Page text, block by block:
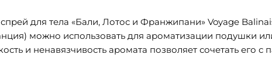
для тела «Бали, Лотос и Франжипани» Voyage
можно использовать для ароматизации подушки
и ненавязчивость аромата позволяет сочетать его